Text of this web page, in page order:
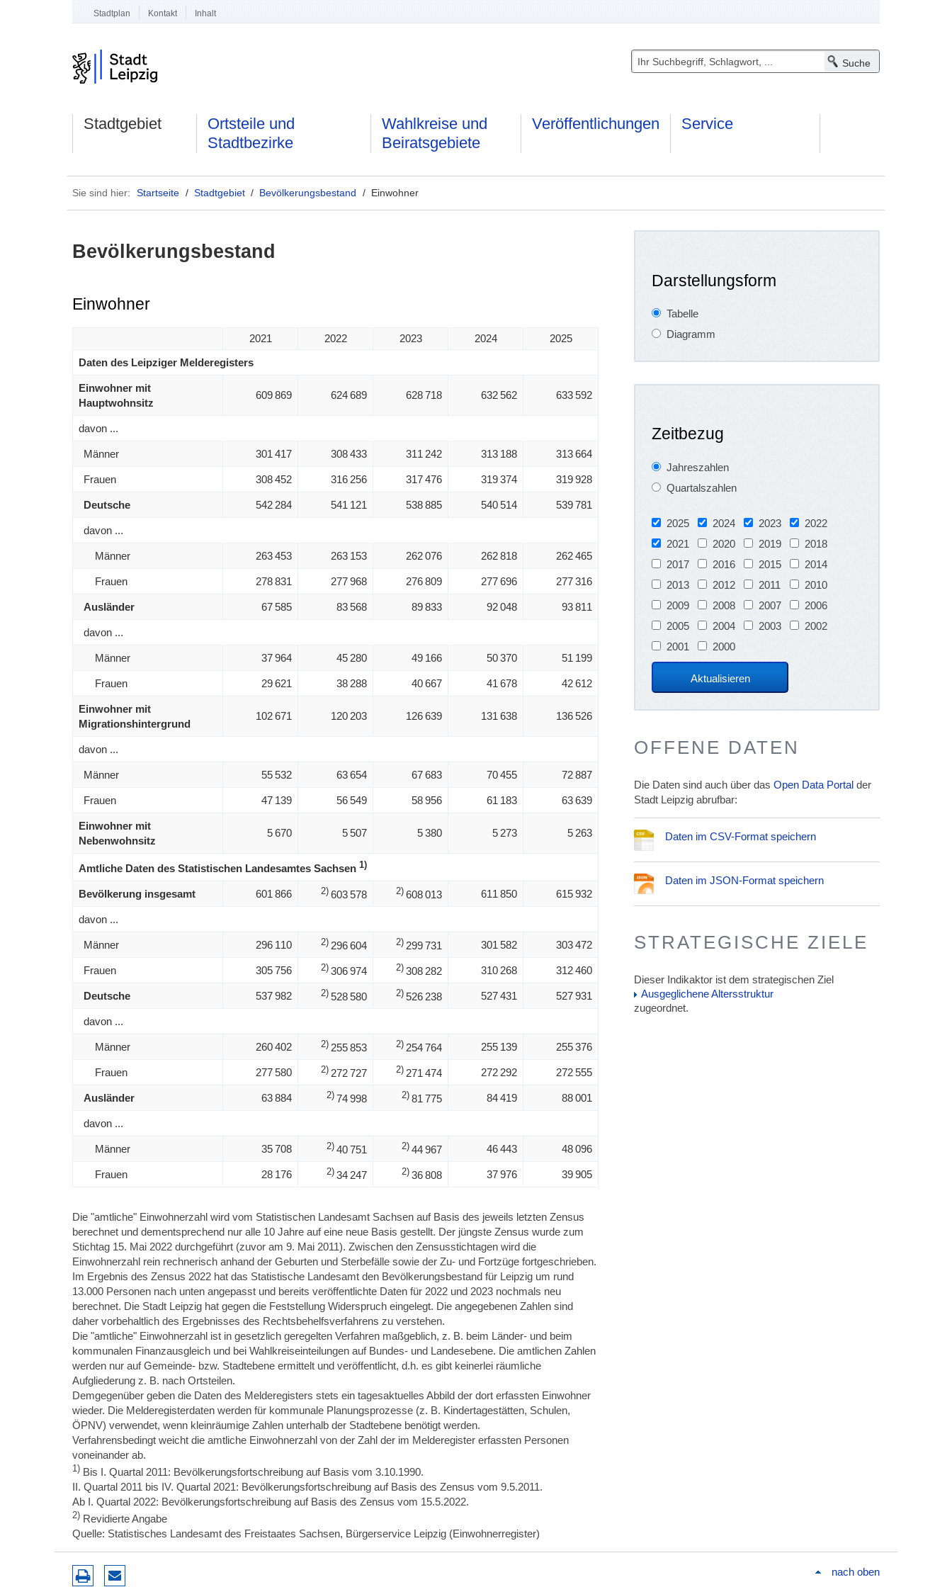
Stadtplan Kontakt Inhalt
Stadtgebiet
Ortsteile und
Stadtbezirke
Wahlkreise und
Beiratsgebiete
Veröffentlichungen Service
Sie sind hier: Startseite / Stadtgebiet / Bevölkerungsbestand / Einwohner
Bevölkerungsbestand
Einwohner
2021 2022 2023 2024
2025
Daten des Leipziger Melderegisters
Einwohner mit
Hauptwohnsitz
609 869 624 689 628 718 632 562 633 592
davon ...
Männer 301 417 308 433 311 242 313 188 313 664
Frauen 308 452 316 256 317 476 319 374 319 928
Deutsche 542 284 541 121 538 885 540 514 539 781
davon ...
Männer 263 453 263 153 262 076 262 818 262 465
Frauen 278 831 277 968 276 809 277 696 277 316
Ausländer 67 585 83 568 89 833 92 048 93 811
davon ...
Männer 37 964 45 280 49 166 50 370 51 199
Frauen 29 621 38 288 40 667 41 678 42 612
Einwohner mit
Migrationshintergrund
102 671 120 203 126 639 131 638 136 526
davon ...
Männer 55 532 63 654 67 683 70 455 72 887
Frauen 47 139 56 549 58 956 61 183 63 639
Einwohner mit
Nebenwohnsitz
5 670 5 507 5 380 5 273 5 263
Amtliche Daten des Statistischen Landesamtes Sachsen 1)
Bevölkerung insgesamt 601 866 2) 603 578 2) 608 013 611 850 615 932
davon ...
Männer 296 110 2) 296 604 2) 299 731 301 582 303 472
Frauen 305 756 2) 306 974 2) 308 282 310 268 312 460
Deutsche 537 982 2) 528 580 2) 526 238 527 431 527 931
davon ...
Männer 260 402 2) 255 853 2) 254 764 255 139 255 376
Frauen 277 580 2) 272 727 2) 271 474 272 292 272 555
Ausländer 63 884 2) 74 998 2) 81 775 84 419 88 001
davon ...
Männer 35 708 2) 40 751 2) 44 967 46 443 48 096
Frauen 28 176 2) 34 247 2) 36 808 37 976 39 905
Die "amtliche" Einwohnerzahl wird vom Statistischen Landesamt Sachsen auf Basis des jeweils letzten Zensus
berechnet und dementsprechend nur alle 10 Jahre auf eine neue Basis gestellt. Der jüngste Zensus wurde zum
Stichtag 15. Mai 2022 durchgeführt (zuvor am 9. Mai 2011). Zwischen den Zensusstichtagen wird die
Einwohnerzahl rein rechnerisch anhand der Geburten und Sterbefälle sowie der Zu- und Fortzüge fortgeschrieben.
Im Ergebnis des Zensus 2022 hat das Statistische Landesamt den Bevölkerungsbestand für Leipzig um rund
13.000 Personen nach unten angepasst und bereits veröffentlichte Daten für 2022 und 2023 nochmals neu
berechnet. Die Stadt Leipzig hat gegen die Feststellung Widerspruch eingelegt. Die angegebenen Zahlen sind
daher vorbehaltlich des Ergebnisses des Rechtsbehelfsverfahrens zu verstehen.
Die "amtliche" Einwohnerzahl ist in gesetzlich geregelten Verfahren maßgeblich, z. B. beim Länder- und beim
kommunalen Finanzausgleich und bei Wahlkreiseinteilungen auf Bundes- und Landesebene. Die amtlichen Zahlen
werden nur auf Gemeinde- bzw. Stadtebene ermittelt und veröffentlicht, d.h. es gibt keinerlei räumliche
Aufgliederung z. B. nach Ortsteilen.
Demgegenüber geben die Daten des Melderegisters stets ein tagesaktuelles Abbild der dort erfassten Einwohner
wieder. Die Melderegisterdaten werden für kommunale Planungsprozesse (z. B. Kindertagestätten, Schulen,
ÖPNV) verwendet, wenn kleinräumige Zahlen unterhalb der Stadtebene benötigt werden.
Verfahrensbedingt weicht die amtliche Einwohnerzahl von der Zahl der im Melderegister erfassten Personen
voneinander ab.
1) Bis I. Quartal 2011: Bevölkerungsfortschreibung auf Basis vom 3.10.1990.
II. Quartal 2011 bis IV. Quartal 2021: Bevölkerungsfortschreibung auf Basis des Zensus vom 9.5.2011.
Ab I. Quartal 2022: Bevölkerungsfortschreibung auf Basis des Zensus vom 15.5.2022.
2) Revidierte Angabe
Quelle: Statistisches Landesamt des Freistaates Sachsen, Bürgerservice Leipzig (Einwohnerregister)
Darstellungsform
Tabelle
Diagramm
Zeitbezug
Jahreszahlen
Quartalszahlen
2025 2024 2023
2022
2021
2020 2019
2018
2017
2016 2015
2014
2013
2012 2011
2010
2009
2008 2007
2006
2005
2004 2003
2002
2001
2000
OFFENE DATEN
Die Daten sind auch über dasOpen Data Portal der
Stadt Leipzig abrufbar:
Daten im CSV-Format speichern
Daten im JSON-Format speichern
STRATEGISCHE ZIELE
Dieser Indikaktor ist dem strategischen Ziel
Ausgeglichene Altersstruktur
zugeordnet.
nach oben